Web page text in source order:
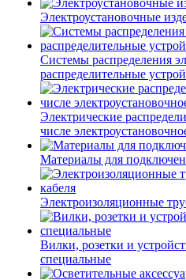
Электроустановочные
Системы распределения
распределительные
Электрические
числе
Материалы для
Электроизоляционные
Вилки, розетки и
специальные